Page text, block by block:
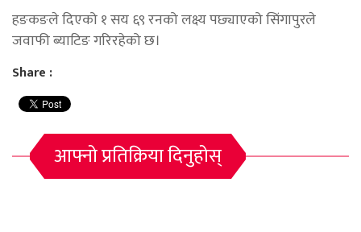
हङकङले दिएको १ सय ६९ रनको लक्ष्य पछ्याएको सिंगापुरले
जवाफी ब्याटिङ गरिरहेको छ।
Share :
आफ्नो प्रतिक्रिया दिनुहोस्